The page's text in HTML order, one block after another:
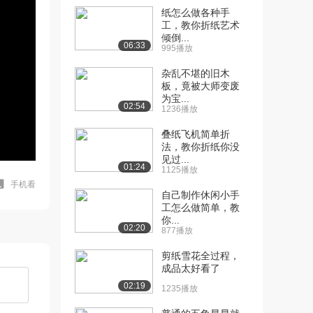
手机看
06:33
纸怎么做各种手
工，教你折纸艺术
倾倒...
995播放
02:54
杂乱不堪的旧木
板，竟被大师变废
为宝...
1236播放
01:24
叠纸飞机简单折
法，教你折纸你没
见过...
1125播放
02:20
自己制作休闲小手
工怎么做简单，教
你...
877播放
02:19
剪纸雪花全过程，
成品太好看了
1235播放